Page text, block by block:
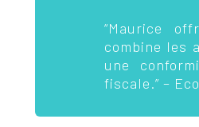
“Maurice
combine les
une
fiscale.” –